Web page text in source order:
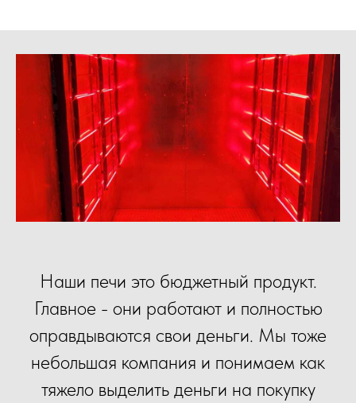
Наши печи это бюджетный продукт.
Главное - они работают и полностью
оправдываются свои деньги. Мы тоже
небольшая компания и понимаем как
тяжело выделить деньги на покупку